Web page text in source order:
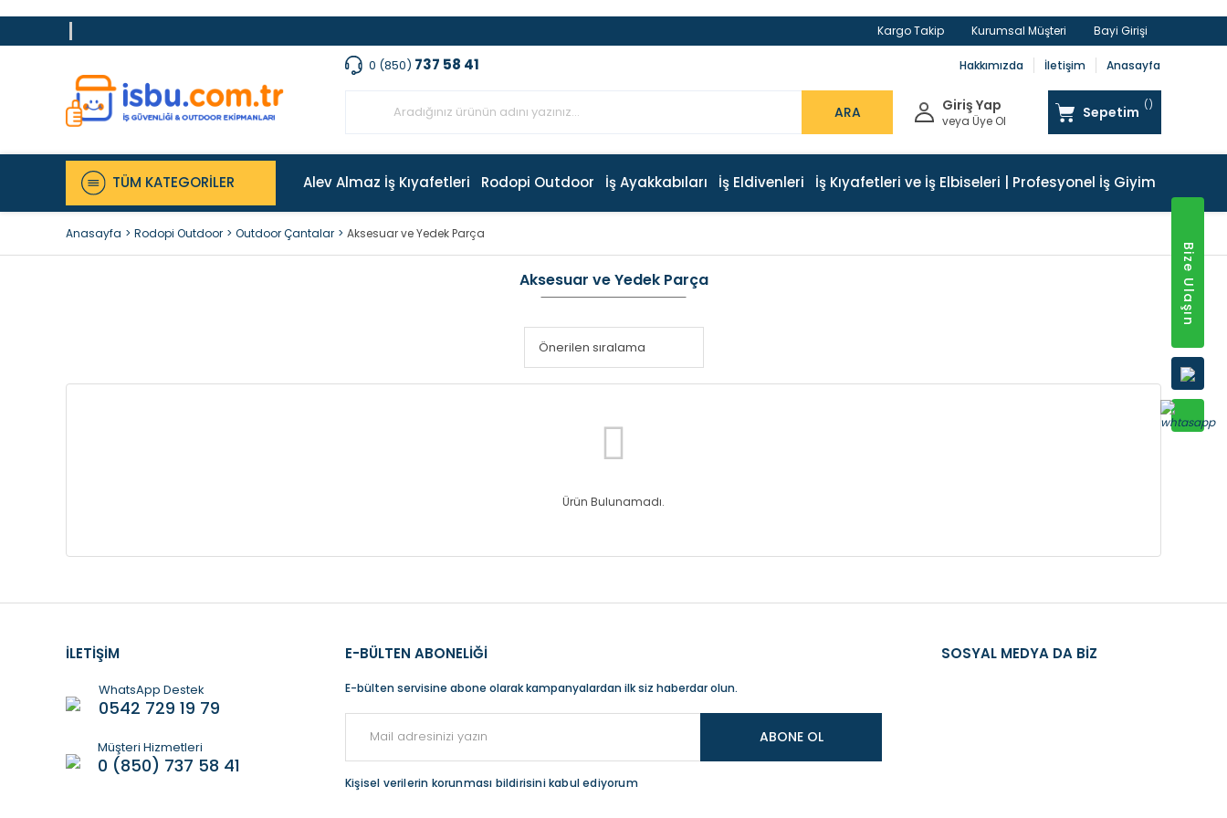
Kargo Takip Kurumsal Müşteri Bayi Girişi
0 (850) 737 58 41 Hakkımızda İletişim Anasayfa
ARA Giriş Yap
veya Üye Ol Sepetim
TÜM KATEGORİLER Alev Almaz İş Kıyafetleri Rodopi Outdoor İş Ayakkabıları İş Eldivenleri İş Kıyafetleri ve İş Elbiseleri | Profesyonel İş Giyim
Anasayfa Rodopi Outdoor Outdoor Çantalar Aksesuar ve Yedek Parça
Aksesuar ve Yedek Parça
Ürün Bulunamadı.
İLETİŞİM
WhatsApp Destek
0542 729 19 79
Müşteri Hizmetleri
0 (850) 737 58 41
E-BÜLTEN ABONELİĞİ
E-bülten servisine abone olarak kampanyalardan ilk siz haberdar olun.
ABONE OL
Kişisel verilerin korunması bildirisini kabul ediyorum
SOSYAL MEDYA DA BİZ
Bize Ulaşın